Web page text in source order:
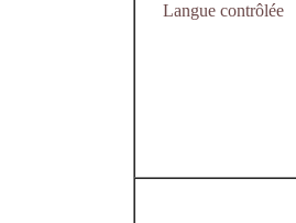
Langue contrôlée